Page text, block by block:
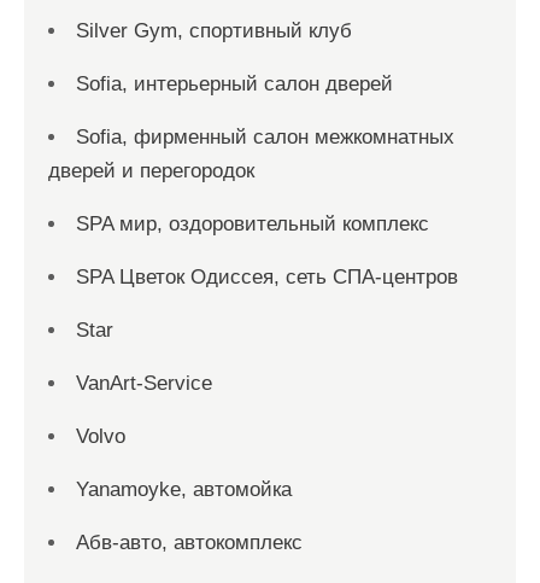
Silver Gym, спортивный клуб
Sofia, интерьерный салон дверей
Sofia, фирменный салон межкомнатных
дверей и перегородок
SPA мир, оздоровительный комплекс
SPA Цветок Одиссея, сеть СПА-центров
Star
VanArt-Service
Volvo
Yanamoyke, автомойка
Абв-авто, автокомплекс